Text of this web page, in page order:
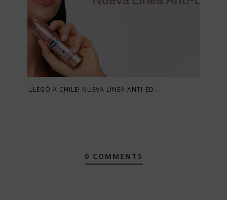
¡LLEGÓ A CHILE! NUEVA LÍNEA ANTI-ED...
0 COMMENTS